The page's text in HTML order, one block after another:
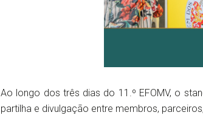
Ao longo dos três dias do 11.º EFOMV, o
partilha e divulgação entre membros,